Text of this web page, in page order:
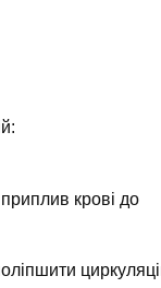
крові до